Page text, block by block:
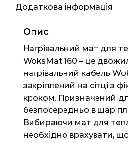
Додаткова інформація
Опис
Нагрівальний мат для
WoksMat 160 – це
нагрівальний кабель
закріплений на сітці з
кроком. Призначений
безпосередньо в шар
Вибираючи мат для
необхідно врахувати,